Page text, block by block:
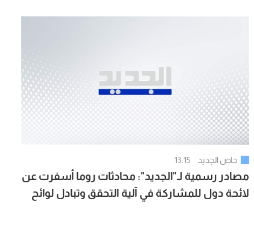
خاص الجديد 13:15
مصادر رسمية لـ"الجديد": محادثات روما أسفرت عن
لائحة دول للمشاركة في آلية التحقق وتبادل لوائح